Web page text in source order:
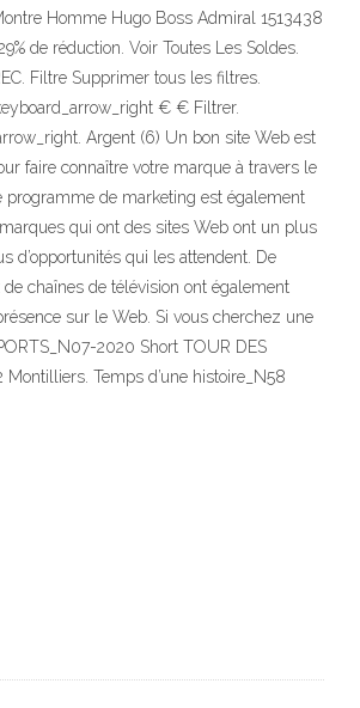
Homme Hugo Boss Admiral 1513438
de réduction. Voir Toutes Les Soldes.
Filtre Supprimer tous les filtres.
€ € Filtrer.
Argent (6) Un bon site Web est
faire connaître votre marque à travers le
programme de marketing est également
qui ont des sites Web ont un plus
d’opportunités qui les attendent. De
chaînes de télévision ont également
sur le Web. Si vous cherchez une
2020 Short TOUR DES
Montilliers. Temps d’une histoire_N58